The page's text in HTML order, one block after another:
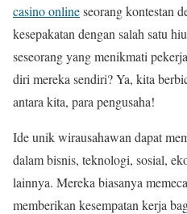
casino onlineseorang kontestan
kesepakatan dengan salah satu
seseorang yang menikmati
diri mereka sendiri? Ya, kita
antara kita, para pengusaha!
Ide unik wirausahawan dapat
dalam bisnis, teknologi, sosial,
lainnya. Mereka biasanya
memberikan kesempatan kerja